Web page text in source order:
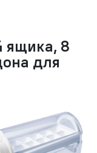
ящика, 8
для